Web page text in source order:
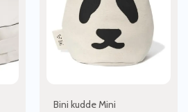
Bini kudde Mini